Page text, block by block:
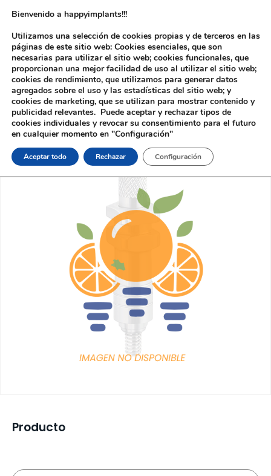
Inicio/ Producto
Producto
Bienvenido a happyimplants!!!
Utilizamos una selección de cookies propias y de terceros en las
páginas de este sitio web: Cookies esenciales, que son
necesarias para utilizar el sitio web; cookies funcionales, que
proporcionan una mejor facilidad de uso al utilizar el sitio web;
cookies de rendimiento, que utilizamos para generar datos
agregados sobre el uso y las estadísticas del sitio web; y
cookies de marketing, que se utilizan para mostrar contenido y
publicidad relevantes. Puede aceptar y rechazar tipos de
cookies individuales y revocar su consentimiento para el futuro
en cualquier momento en "Configuración"
Aceptar todo Rechazar Configuración